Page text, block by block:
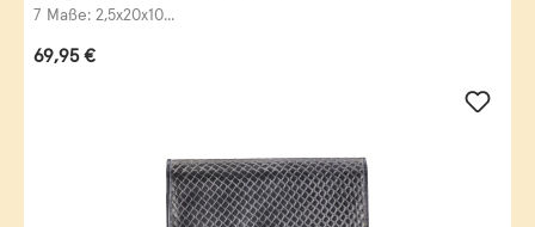
7 Maße: 2,5x20x10...
Regulärer Preis:
69,95 €